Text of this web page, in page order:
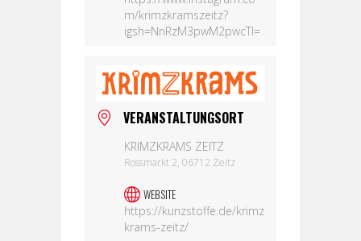
m/krimzkramszeitz?
igsh=NnRzM3pwM2pwcTI=
VERANSTALTUNGSORT
KRIMZKRAMS ZEITZ
Rossmarkt 2, 06712 Zeitz
WEBSITE
https://kunzstoffe.de/krimz
krams-zeitz/